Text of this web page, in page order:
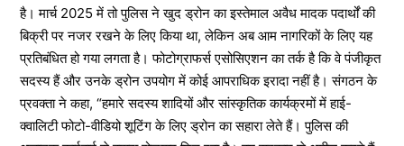
है। मार्च 2025 में तो पुलिस ने खुद ड्रोन का इस्तेमाल अवैध मादक पदार्थों की
बिक्री पर नजर रखने के लिए किया था, लेकिन अब आम नागरिकों के लिए यह
प्रतिबंधित हो गया लगता है। फोटोग्राफर्स एसोसिएशन का तर्क है कि वे पंजीकृत
सदस्य हैं और उनके ड्रोन उपयोग में कोई आपराधिक इरादा नहीं है। संगठन के
प्रवक्ता ने कहा, “हमारे सदस्य शादियों और सांस्कृतिक कार्यक्रमों में हाई-
क्वालिटी फोटो-वीडियो शूटिंग के लिए ड्रोन का सहारा लेते हैं। पुलिस की